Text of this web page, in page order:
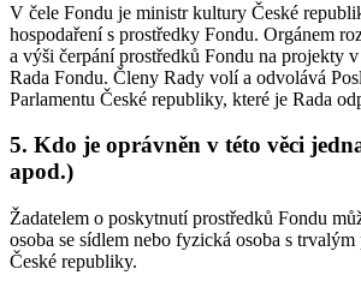
V čele Fondu je ministr kultury České
hospodaření s prostředky Fondu. Orgánem
a výši čerpání prostředků Fondu na projekty
Rada Fondu. Členy Rady volí a odvolává
Parlamentu České republiky, které je Rada
5. Kdo je oprávněn v této věci
apod.)
Žadatelem o poskytnutí prostředků Fondu
osoba se sídlem nebo fyzická osoba s
České republiky.